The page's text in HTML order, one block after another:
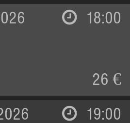
18:00
26 €
19:00